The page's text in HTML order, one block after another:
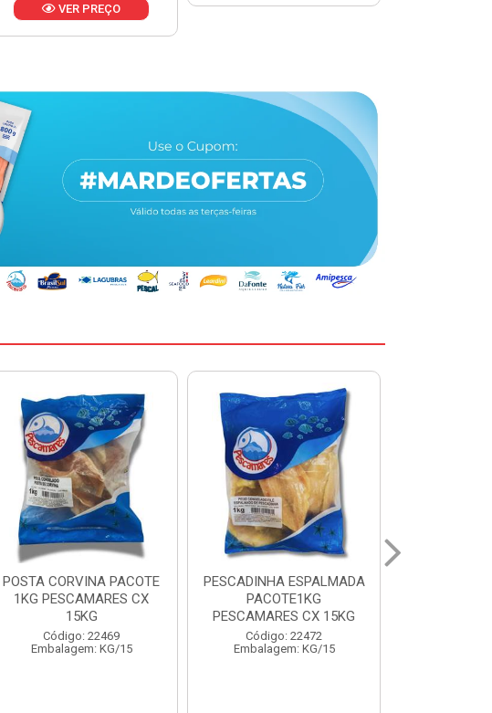
PESCADINHA ESPALMADA
PACOTE1KG
PESCAMARES CX 15KG
Código: 22472
Embalagem: KG/15
FILE DE PANGA PREMIUM
PACOTE 1KG CAIXA 10KG
Código: 20021
Embalagem: KG/10